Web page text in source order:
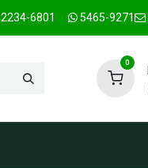
2234-6801 5465-9271
0